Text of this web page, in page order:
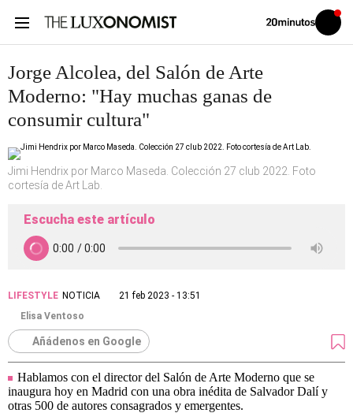
Volver
Iniciar
sesión
Jorge Alcolea, del Salón de Arte
Moderno: "Hay muchas ganas de
consumir cultura"
Jimi Hendrix por Marco Maseda. Colección 27 club 2022. Foto
cortesía de Art Lab.
Escucha este artículo
LIFESTYLE NOTICIA
21 feb 2023 - 13:51
Elisa Ventoso
Añádenos en Google
Hablamos con el director del Salón de Arte Moderno que se
inaugura hoy en Madrid con una obra inédita de Salvador Dalí y
otras 500 de autores consagrados y emergentes.